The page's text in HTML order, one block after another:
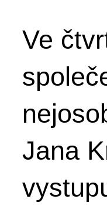
Ve
Jana